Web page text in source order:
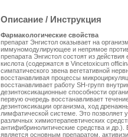
Описание / Инструкция
Фармакологические свойства
препарат Энгистол оказывает на
иммуномодулирующее и непрямое
препарата Энгистол состоят из
кислота (содержатся в Vincetoxicum
симпатического звена вегетативной
восстанавливая процессы
восстанавливает работу SH-групп
дезинтоксикационные способности
первую очередь восстанавливает
дезинтоксикации организма, ход
лимфатической системе. Это позволяет
различных химиотерапевтических
антифибринолитические средства и др.).
является основным препаратом,